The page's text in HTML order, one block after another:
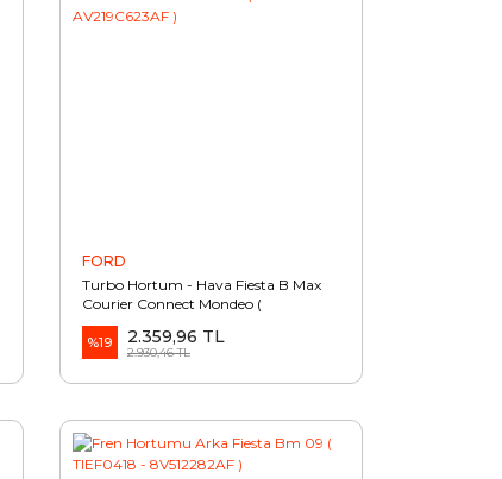
FORD
Turbo Hortum - Hava Fiesta B Max
Courier Connect Mondeo (
AV219C623AF )
%19 2.359,96 TL
2.930,46 TL